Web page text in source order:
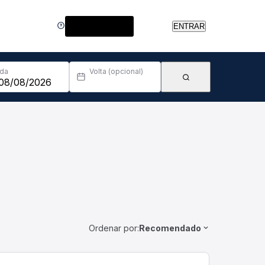
ENTRAR
Volta (opcional)
Ordenar por:Recomendado